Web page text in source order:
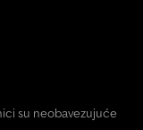
su neobavezujuće